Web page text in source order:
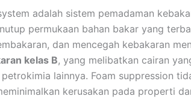
adalah sistem pemadaman
permukaan bahan bakar yang
dan mencegah kebakaran
kelas B, yang melibatkan cairan
lainnya. Foam suppression
kerusakan pada properti